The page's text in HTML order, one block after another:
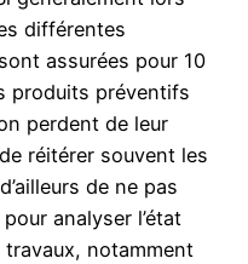
différentes
assurées pour 10
produits préventifs
perdent de leur
réitérer souvent les
de ne pas
analyser l’état
notamment